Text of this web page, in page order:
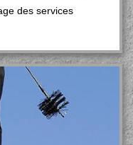
des services